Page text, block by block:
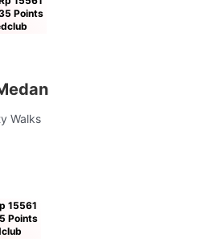
Points
Walks
15561
Points